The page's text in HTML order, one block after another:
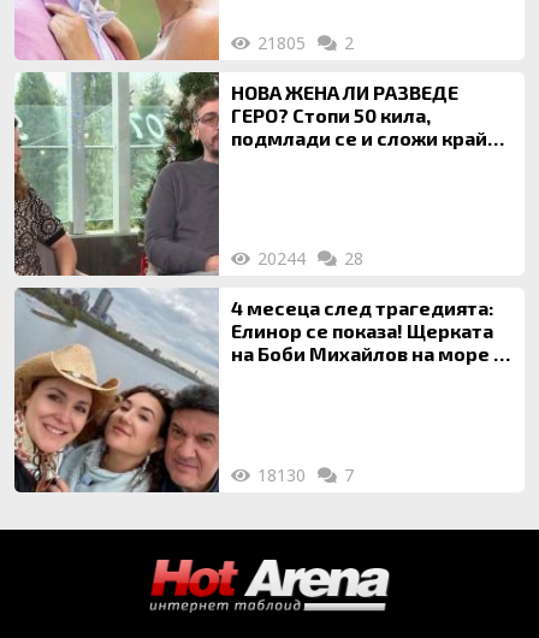
21805 2
НОВА ЖЕНА ЛИ РАЗВЕДЕ
ГЕРО? Стопи 50 кила,
подмлади се и сложи край
20244 28
4 месеца след трагедията:
Елинор се показа! Щерката
на Боби Михайлов на море с
18130 7